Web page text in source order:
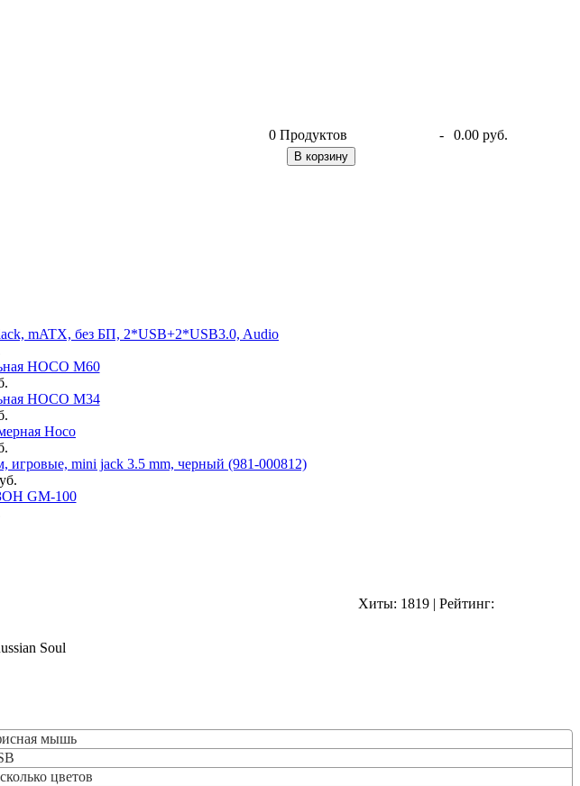
0 Продуктов - 0.00 руб.
В корзину
mATX, без БП, 2*USB+2*USB3.0, Audio
HOCO M60
HOCO M34
Hoco
игровые, mini jack 3.5 mm, черный (981-000812)
GM-100
Хиты: 1819 | Рейтинг:
мышь
цветов